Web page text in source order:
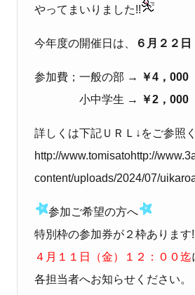
やってまいりました!!
今年度の開催日は、 ６月２２日
参加費；一般の部 → ￥4，000
小中学生 → ￥2，000
詳しくは下記ＵＲＬ↓をご参照
http://www.tomisatohttp://
content/uploads/2024/07/
参加ご希望の方へ
特別枠の参加券が２枠あります
４月１１日（金）１２：００迄
各担当者へお知らせください。